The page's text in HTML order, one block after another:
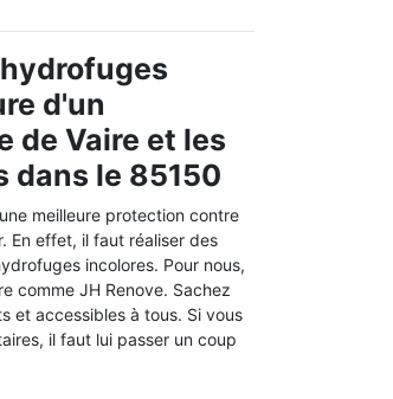
d'un
de Vaire et les
dans le 85150
meilleure protection contre
En effet, il faut réaliser des
incolores. Pour nous,
comme JH Renove. Sachez
et accessibles à tous. Si vous
il faut lui passer un coup